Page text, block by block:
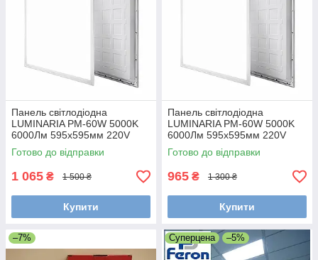
Панель світлодіодна
LUMINARIA PM-60W 5000K
6000Лм 595x595мм 220V
IP20
Готово до відправки
1 065 ₴ 1 500 ₴
Купити
Панель світлодіодна
LUMINARIA PM-60W 5000K
6000Лм 595x595мм 220V
IP20
Готово до відправки
965 ₴ 1 300 ₴
Купити
–7% Суперцена –5%